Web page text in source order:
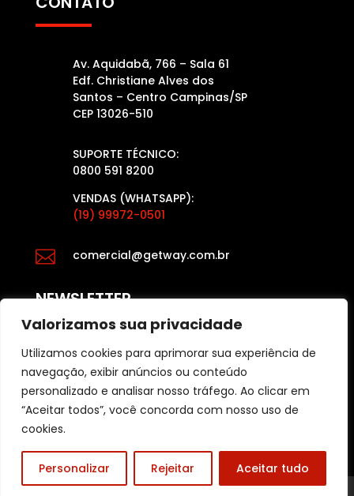
Valorizamos sua privacidade
Utilizamos cookies para aprimorar sua experiência de
navegação, exibir anúncios ou conteúdo
personalizado e analisar nosso tráfego. Ao clicar em
“Aceitar todos”, você concorda com nosso uso de
cookies.
Personalizar Rejeitar Aceitar tudo
Av. Aquidabã, 766 – Sala 61
Edf. Christiane Alves dos
Santos – Centro Campinas/SP
CEP 13026-510
SUPORTE TÉCNICO:
0800 591 8200
VENDAS (WHATSAPP):
(19) 99972-0501
 comercial@getway.com.br
NEWSLETTER
Fique por dentro das últimas atualizações das
últimas notícias e dicas para o varejo, acesse:
Blog Getway
© 2025 – Desenvolvido porLema